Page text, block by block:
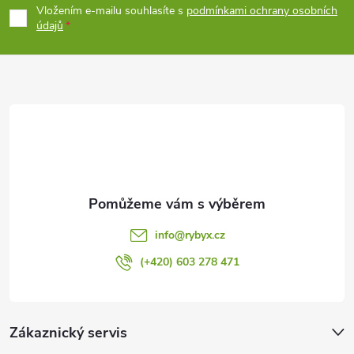
k
y
p
a
Vložením e-mailu souhlasíte s podmínkami ochrany osobních
údajů
Zákaznický servis
info@rybyx.cz
(+420) 603 278 471